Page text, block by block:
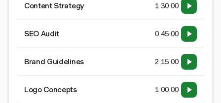
Content Strategy 1:30:00
SEO Audit 0:45:00
Brand Guidelines 2:15:00
Logo Concepts 1:00:00